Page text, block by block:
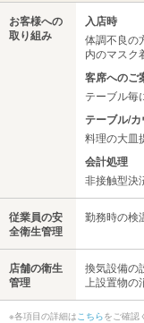
お客様への
取り組み
入店時
体調不良の
内のマスク
客席へのご
テーブル毎
テーブル/
料理の大皿
会計処理
非接触型決
従業員の安
全衛生管理
勤務時の検
店舗の衛生
管理
換気設備の
上設置物の
※各項目の詳細はこちらをご確認